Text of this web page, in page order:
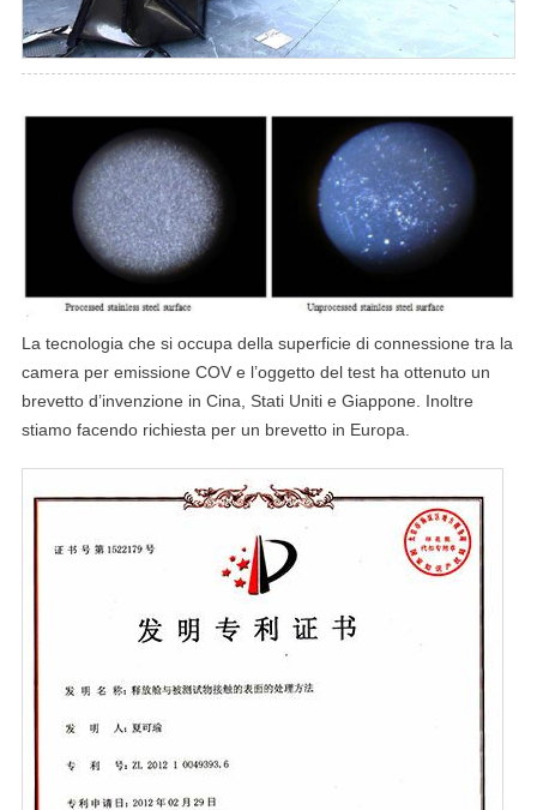
La tecnologia che si occupa della superficie di connessione tra la
camera per emissione COV e l’oggetto del test ha ottenuto un
brevetto d’invenzione in Cina, Stati Uniti e Giappone. Inoltre
stiamo facendo richiesta per un brevetto in Europa.